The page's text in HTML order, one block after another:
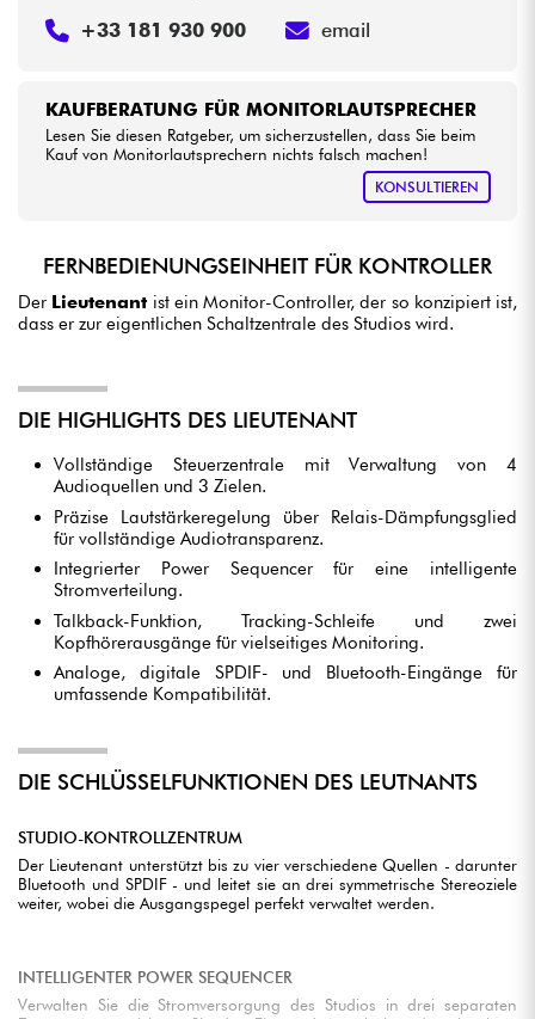
KAUFBERATUNG FÜR MONITORLAUTSPRECHER
Lesen Sie diesen Ratgeber, um sicherzustellen, dass Sie beim
Kauf von Monitorlautsprechern nichts falsch machen!
KONSULTIEREN
+33 181 930 900 email
FERNBEDIENUNGSEINHEIT FÜR KONTROLLER
Der Lieutenant ist ein Monitor-Controller, der so konzipiert ist,
dass er zur eigentlichen Schaltzentrale des Studios wird.
DIE HIGHLIGHTS DES LIEUTENANT
Vollständige Steuerzentrale mit Verwaltung von 4
Audioquellen und 3 Zielen.
Präzise Lautstärkeregelung über Relais-Dämpfungsglied
für vollständige Audiotransparenz.
Integrierter Power Sequencer für eine intelligente
Stromverteilung.
Talkback-Funktion, Tracking-Schleife und zwei
Kopfhörerausgänge für vielseitiges Monitoring.
Analoge, digitale SPDIF- und Bluetooth-Eingänge für
umfassende Kompatibilität.
DIE SCHLÜSSELFUNKTIONEN DES LEUTNANTS
STUDIO-KONTROLLZENTRUM
Der Lieutenant unterstützt bis zu vier verschiedene Quellen - darunter
Bluetooth und SPDIF - und leitet sie an drei symmetrische Stereoziele
weiter, wobei die Ausgangspegel perfekt verwaltet werden.
INTELLIGENTER POWER SEQUENCER
Verwalten Sie die Stromversorgung des Studios in drei separaten